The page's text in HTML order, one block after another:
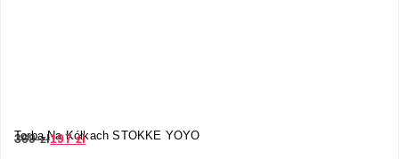
Torba Na Kółkach STOKKE YOYO
369zł197zł